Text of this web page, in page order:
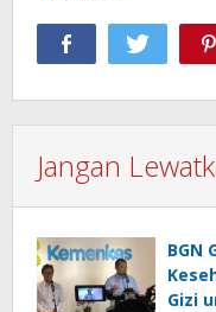
Jangan
BGN
Gizi